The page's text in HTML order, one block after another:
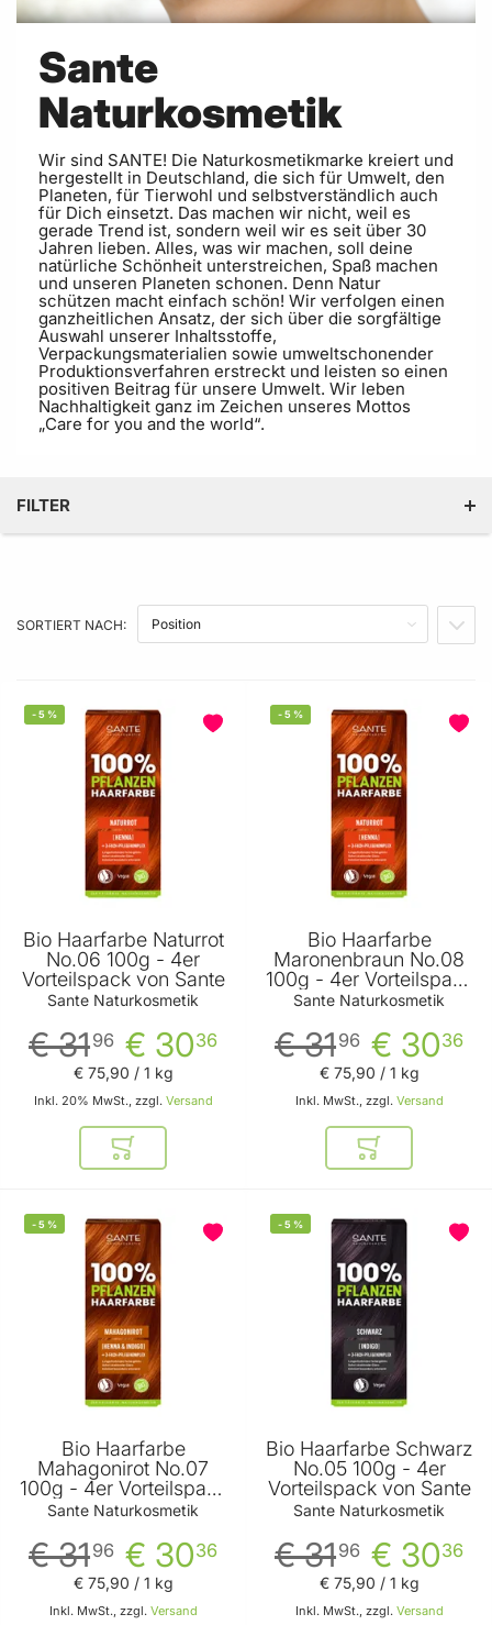
Sante
Naturkosmetik
Wir sind SANTE! Die Naturkosmetikmarke kreiert und
hergestellt in Deutschland, die sich für Umwelt, den
Planeten, für Tierwohl und selbstverständlich auch
für Dich einsetzt. Das machen wir nicht, weil es
gerade Trend ist, sondern weil wir es seit über 30
Jahren lieben. Alles, was wir machen, soll deine
natürliche Schönheit unterstreichen, Spaß machen
und unseren Planeten schonen. Denn Natur
schützen macht einfach schön! Wir verfolgen einen
ganzheitlichen Ansatz, der sich über die sorgfältige
Auswahl unserer Inhaltsstoffe,
Verpackungsmaterialien sowie umweltschonender
Produktionsverfahren erstreckt und leisten so einen
positiven Beitrag für unsere Umwelt. Wir leben
Nachhaltigkeit ganz im Zeichen unseres Mottos
„Care for you and the world“.
FILTER
SORTIERT NACH: IN
-5 %
Bio Haarfarbe Naturrot
No.06 100g - 4er
Vorteilspack von Sante
Sante Naturkosmetik
€ 3036
€ 3196
Inkl. 20% MwSt., zzgl. Versand
€ 75,90 / 1 kg
In den Warenkorb
-5 %
Bio Haarfarbe
Maronenbraun No.08
100g - 4er Vorteilspack
von Sante
Sante Naturkosmetik
€ 3036
€ 3196
Inkl. MwSt., zzgl. Versand
€ 75,90 / 1 kg
In den
-5 %
Bio Haarfarbe
Mahagonirot No.07
100g - 4er Vorteilspack
von Sante
Sante Naturkosmetik
€ 3036
€ 3196
Inkl. MwSt., zzgl. Versand
€ 75,90 / 1 kg
-5 %
Bio Haarfarbe Schwarz
No.05 100g - 4er
Vorteilspack von Sante
Sante Naturkosmetik
€ 3036
€ 3196
Inkl. MwSt., zzgl. Versand
€ 75,90 / 1 kg